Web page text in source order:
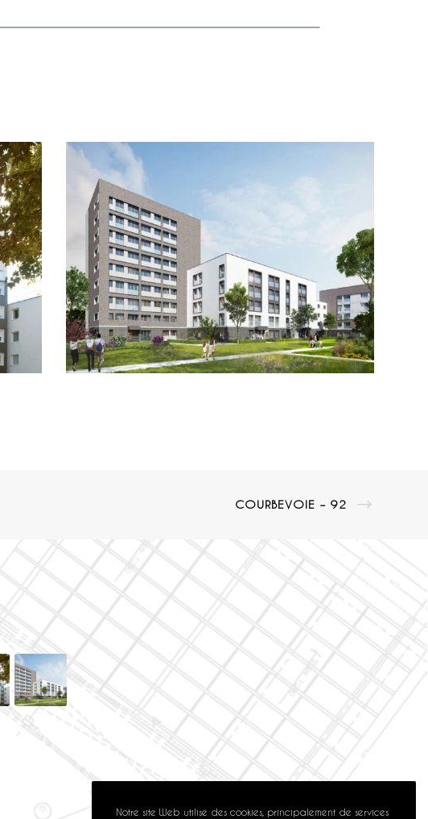
COURBEVOIE – 92
Notre site Web utilise des cookies, principalement de services